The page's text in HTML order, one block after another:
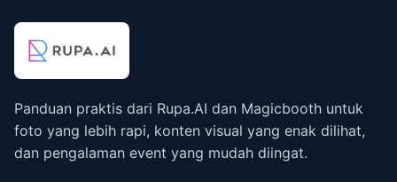
Panduan praktis dari Rupa.AI dan Magicbooth untuk
foto yang lebih rapi, konten visual yang enak dilihat,
dan pengalaman event yang mudah diingat.